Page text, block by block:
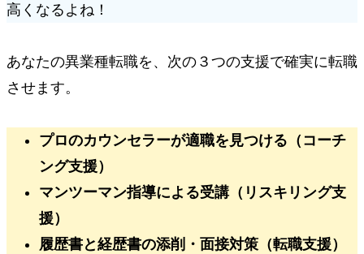
高くなるよね！
あなたの異業種転職を、次の３つの支援で確実に転職
させます。
プロのカウンセラーが適職を見つける（コーチ
ング支援）
マンツーマン指導による受講（リスキリング支
援）
履歴書と経歴書の添削・面接対策（転職支援）